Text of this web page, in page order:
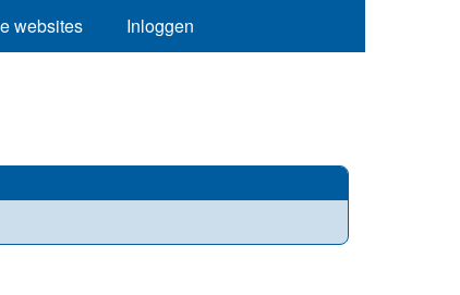
websites Inloggen